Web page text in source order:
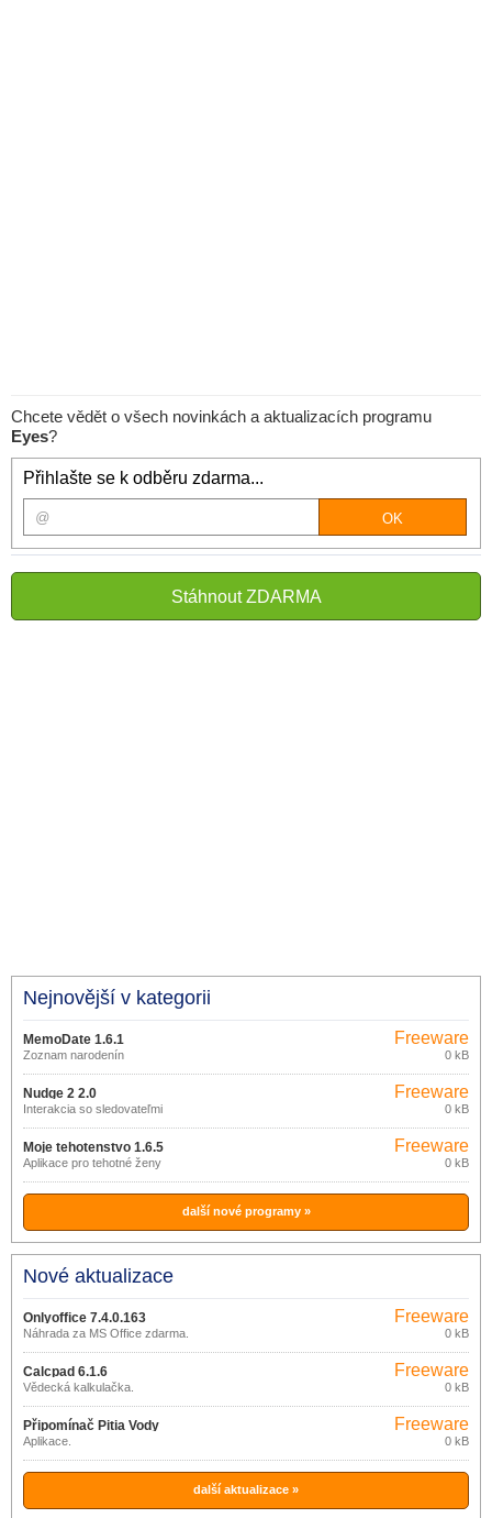
Chcete vědět o všech novinkách a aktualizacích programu
Eyes?
Přihlašte se k odběru zdarma...
Stáhnout ZDARMA
Nejnovější v kategorii
MemoDate 1.6.1
Zoznam narodenín
Freeware
0 kB
Nudge 2 2.0
Interakcia so sledovateľmi
Freeware
0 kB
Moje tehotenstvo 1.6.5
Aplikace pro tehotné ženy
Freeware
0 kB
další nové programy »
Nové aktualizace
Onlyoffice 7.4.0.163
Náhrada za MS Office zdarma.
Freeware
0 kB
Calcpad 6.1.6
Vědecká kalkulačka.
Freeware
0 kB
Připomínač Pitia Vody
Aplikace.
Freeware
0 kB
další aktualizace »